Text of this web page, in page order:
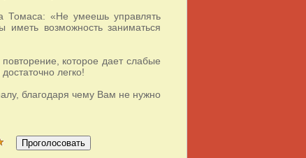
Томаса: «Не умеешь управлять
возможность заниматься
которое дает слабые
легко!
благодаря чему Вам не нужно